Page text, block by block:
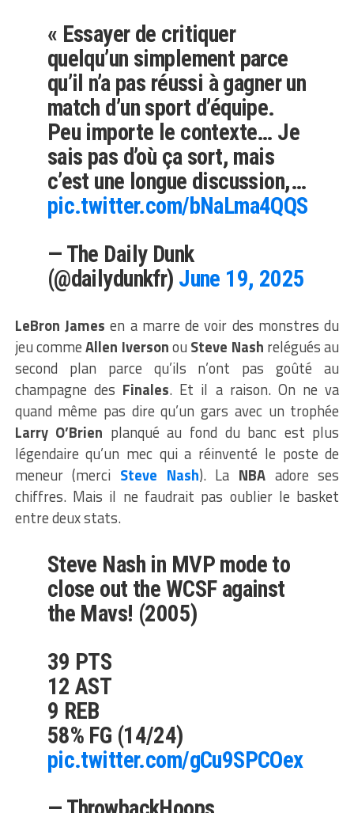
« Essayer de critiquer
quelqu’un simplement parce
qu’il n’a pas réussi à gagner un
match d’un sport d’équipe.
Peu importe le contexte… Je
sais pas d’où ça sort, mais
c’est une longue discussion,…
pic.twitter.com/bNaLma4QQS
— The Daily Dunk
(@dailydunkfr) June 19, 2025
LeBron Jamesen a marre de voir des monstres du
jeu commeAllen Iversonou Steve Nash relégués au
second plan parce qu’ils n’ont pas goûté au
champagne des Finales. Et il a raison. On ne va
quand même pas dire qu’un gars avec un trophée
Larry O’Brien planqué au fond du banc est plus
légendaire qu’un mec qui a réinventé le poste de
meneur (merci Steve Nash). La NBA adore ses
chiffres. Mais il ne faudrait pas oublier le basket
entre deux stats.
Steve Nash in MVP mode to
close out the WCSF against
the Mavs! (2005)
39 PTS
12 AST
9 REB
58% FG (14/24)
pic.twitter.com/gCu9SPCOex